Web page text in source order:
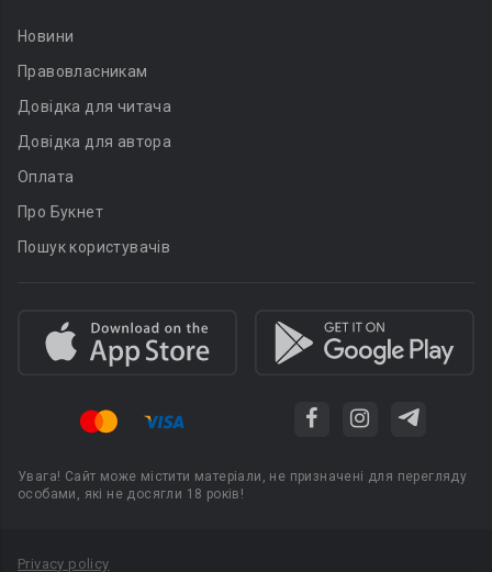
Новини
Правовласникам
Довідка для читача
Довідка для автора
Оплата
Про Букнет
Пошук користувачів
Увага! Сайт може містити матеріали, не призначені для перегляду
особами, які не досягли 18 років!
Privacy policy